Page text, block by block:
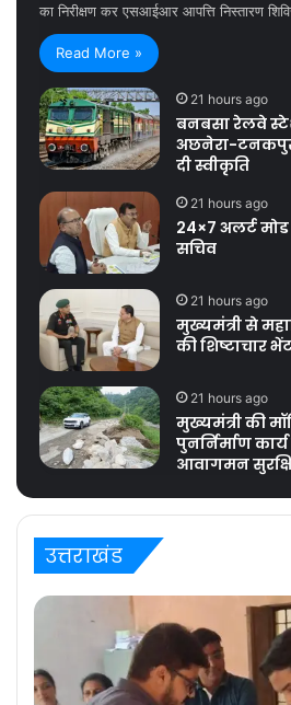
का निरीक्षण कर एसआईआर आपत्ति निस्तारण
Read More »
21 hours ago
बनबसा रेलवे
अछनेरा-टनकपुर
दी स्वीकृति
21 hours ago
24×7 अलर्ट
सचिव
21 hours ago
मुख्यमंत्री से
की शिष्टाचार
21 hours ago
मुख्यमंत्री की
पुनर्निर्माण
आवागमन
उत्तराखंड